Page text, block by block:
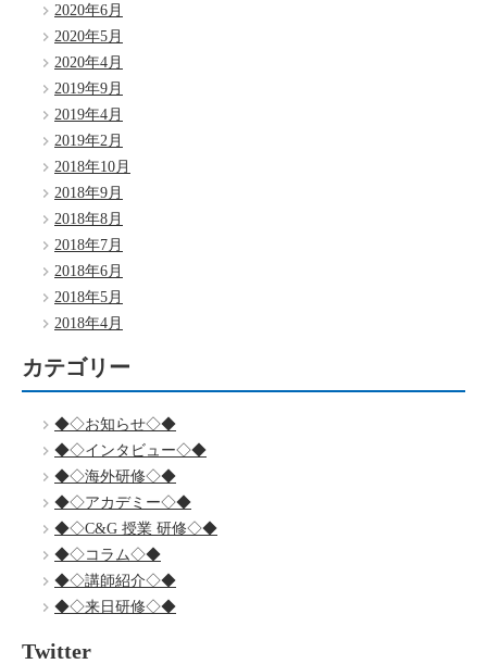
2020年6月
2020年5月
2020年4月
2019年9月
2019年4月
2019年2月
2018年10月
2018年9月
2018年8月
2018年7月
2018年6月
2018年5月
2018年4月
カテゴリー
◆◇お知らせ◇◆
◆◇インタビュー◇◆
◆◇海外研修◇◆
◆◇アカデミー◇◆
◆◇C&G 授業 研修◇◆
◆◇コラム◇◆
◆◇講師紹介◇◆
◆◇来日研修◇◆
Twitter